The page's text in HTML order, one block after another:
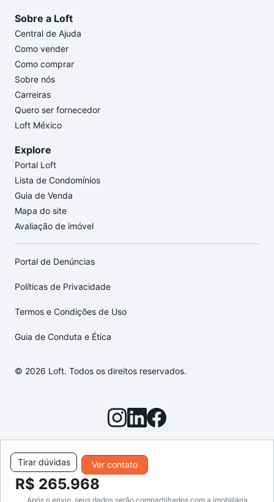
Ver contato
Tirar dúvidas
R$ 265.968
Após o envio, seus dados serão compartilhados com a imobiliária
Sobre a Loft
Central de Ajuda
Como vender
Como comprar
Sobre nós
Carreiras
Quero ser fornecedor
Loft México
Explore
Portal Loft
Lista de Condomínios
Guia de Venda
Mapa do site
Avaliação de imóvel
Portal de Denúncias
Políticas de Privacidade
Termos e Condições de Uso
Guia de Conduta e Ética
© 2026 Loft. Todos os direitos reservados.